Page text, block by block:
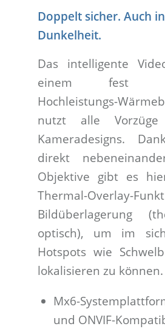
Doppelt sicher. Auch
Dunkelheit.
Das intelligente
einem fest
Hochleistungs-
nutzt alle
Kameradesigns.
direkt
Objektive gibt es
Thermal-Overlay-
Bildüberlagerung
optisch), um im
Hotspots wie
lokalisieren zu können.
Mx6-
und ONVIF-